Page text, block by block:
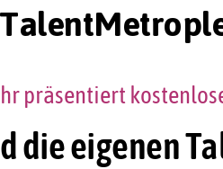
die eigenen
präsentiert